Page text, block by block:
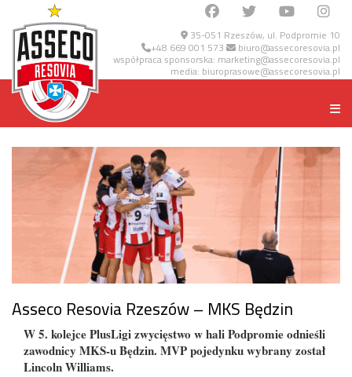
35-051 Rzeszów, ul. Podpromie 10
+48 669 001 573 biuro@assecoresovia.pl
współpraca sponsorska: marketing@assecoresovia.pl
media: biuroprasowe@assecoresovia.pl
Asseco Resovia Rzeszów – MKS Będzin
W 5. kolejce PlusLigi zwycięstwo w hali Podpromie odnieśli
zawodnicy MKS-u Będzin. MVP pojedynku wybrany został
Lincoln Williams.